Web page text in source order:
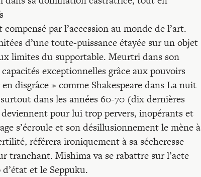
par l’accession au monde de l’art.
d’une toute-puissance étayée sur un objet
limites du supportable. Meurtri dans son
exceptionnelles grâce aux pouvoirs
disgrâce » comme Shakespeare dans La nuit
dans les années 60-70 (dix dernières
pour lui trop pervers, inopérants et
s’écroule et son désillusionnement le mène à
référera ironiquement à sa sécheresse
tranchant. Mishima va se rabattre sur l’acte
et le Seppuku.